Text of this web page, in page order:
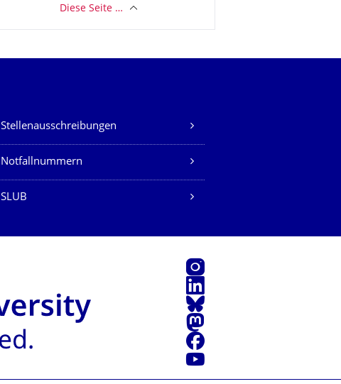
Diese Seite …
Stellenausschreibungen
Notfallnummern
SLUB
Instagram
LinkedIn
Bluesky
Mastodon
Facebook
Youtube